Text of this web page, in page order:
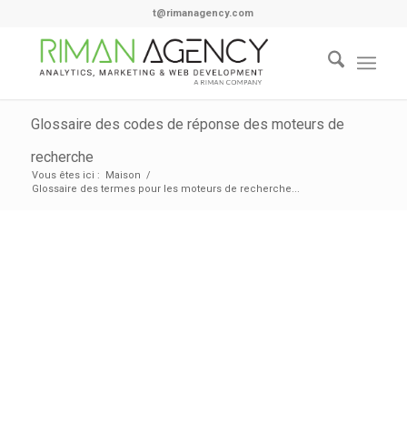
t@rimanagency.com
Glossaire des codes de réponse des moteurs de
recherche
Vous êtes ici : Maison /
Glossaire des termes pour les moteurs de recherche...